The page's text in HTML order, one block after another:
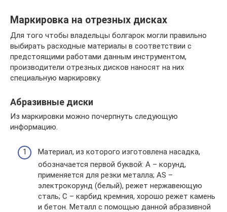
Маркировка на отрезных дисках
Для того чтобы владельцы болгарок могли правильно
выбирать расходные материалы в соответствии с
предстоящими работами данным инструментом,
производители отрезных дисков наносят на них
специальную маркировку.
Абразивные диски
Из маркировки можно почерпнуть следующую
информацию.
Материал, из которого изготовлена насадка,
обозначается первой буквой: А – корунд,
применяется для резки металла; AS –
электрокорунд (белый), режет нержавеющую
сталь; C – карбид кремния, хорошо режет камень
и бетон. Металл с помощью данной абразивной